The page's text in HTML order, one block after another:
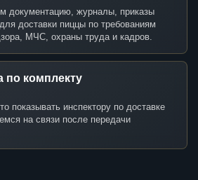
документацию, журналы, приказы
доставки пиццы по требованиям
МЧС, охраны труда и кадров.
по комплекту
показывать инспектору по доставке
на связи после передачи